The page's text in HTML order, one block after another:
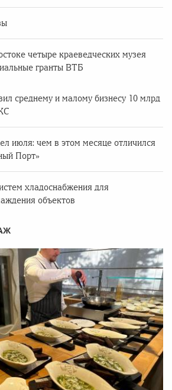
четыре краеведческих музея
гранты ВТБ
среднему и малому бизнесу 10 млрд
июля: чем в этом месяце отличился
Порт»
хладоснабжения для
объектов